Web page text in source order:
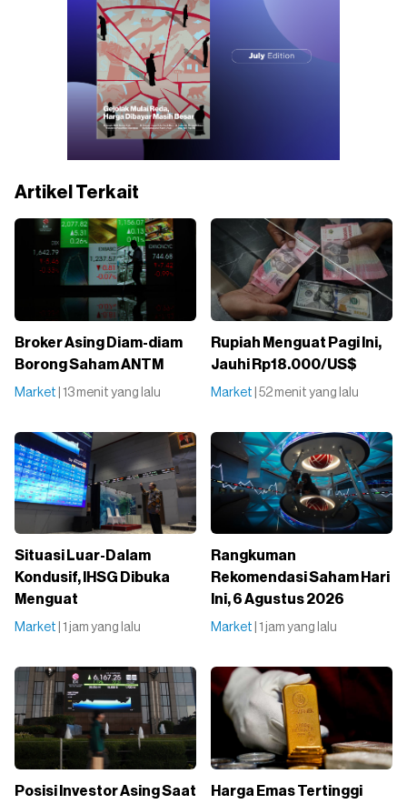
Artikel Terkait
Broker Asing Diam-diam
Borong Saham ANTM
Market | 13 menit yang lalu
Rupiah Menguat Pagi Ini,
Jauhi Rp18.000/US$
Market | 52 menit yang lalu
Situasi Luar-Dalam
Kondusif, IHSG Dibuka
Menguat
Market | 1 jam yang lalu
Rangkuman
Rekomendasi Saham Hari
Ini, 6 Agustus 2026
Market | 1 jam yang lalu
Posisi Investor Asing Saat Harga Emas Tertinggi